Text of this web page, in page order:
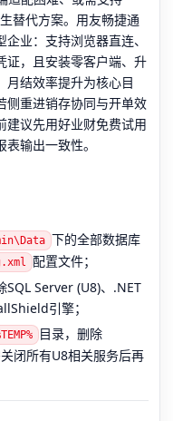
替代方案。用友畅捷通
业：支持浏览器直连、
证，且安装零客户端、升
月结效率提升为核心目
侧重进销存协同与开单效
建议先用好业财免费试用
输出一致性。
下的全部数据库
配置文件；
SQL Server (U8)、.NET
引擎；
目录，删除
闭所有U8相关服务后再